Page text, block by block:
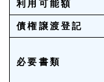
利用可能額
債権譲渡登記
必要書類